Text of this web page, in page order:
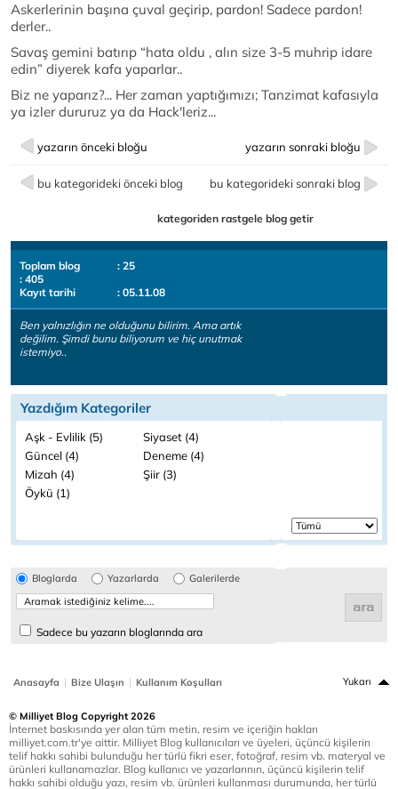
Askerlerinin başına çuval geçirip, pardon! Sadece pardon!
derler..
Savaş gemini batırıp “hata oldu , alın size 3-5 muhrip idare
edin” diyerek kafa yaparlar..
Biz ne yaparız?... Her zaman yaptığımızı; Tanzimat kafasıyla
ya izler dururuz ya da Hack'leriz...
yazarın önceki bloğu yazarın sonraki bloğu
bu kategorideki önceki blog bu kategorideki sonraki blog
kategoriden rastgele blog getir
Toplam blog
: 25
: 405
Kayıt tarihi
: 05.11.08
Ben yalnızlığın ne olduğunu bilirim. Ama artık
değilim. Şimdi bunu biliyorum ve hiç unutmak
istemiyo..
Yazdığım Kategoriler
Aşk - Evlilik (5)
Siyaset (4)
Güncel (4)
Deneme (4)
Mizah (4)
Şiir (3)
Öykü (1)
Bloglarda Yazarlarda Galerilerde
Sadece bu yazarın bloglarında ara
Anasayfa | Bize Ulaşın | Kullanım Koşulları Yukarı
© Milliyet Blog Copyright 2026
İnternet baskısında yer alan tüm metin, resim ve içeriğin hakları
milliyet.com.tr'ye aittir. Milliyet Blog kullanıcıları ve üyeleri, üçüncü kişilerin
telif hakkı sahibi bulunduğu her türlü fikri eser, fotoğraf, resim vb. materyal ve
ürünleri kullanamazlar. Blog kullanıcı ve yazarlarının, üçüncü kişilerin telif
hakkı sahibi olduğu yazı, resim vb. ürünleri kullanması durumunda, her türlü